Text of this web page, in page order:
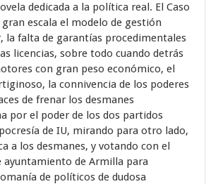
dedicada a la política real. El Caso
escala el modelo de gestión
la falta de garantías procedimentales
licencias, sobre todo cuando detrás
con gran peso económico, el
la connivencia de los poderes
de frenar los desmanes
por el poder de los dos partidos
de IU, mirando para otro lado,
a los desmanes, y votando con el
ayuntamiento de Armilla para
de políticos de dudosa